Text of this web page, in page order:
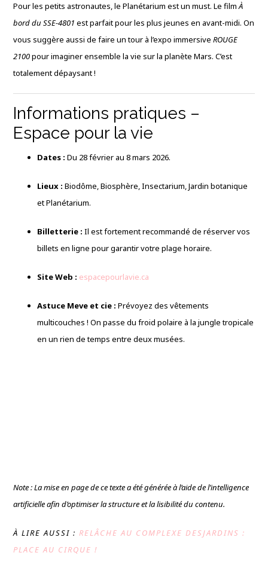
Pour les petits astronautes, le Planétarium est un must. Le filmÀ
bord du SSE-4801 est parfait pour les plus jeunes en avant-midi. On
vous suggère aussi de faire un tour à l’expo immersiveROUGE
2100pour imaginer ensemble la vie sur la planète Mars. C’est
totalement dépaysant !
Informations pratiques –
Espace pour la vie
Dates : Du 28 février au 8 mars 2026.
Lieux : Biodôme, Biosphère, Insectarium, Jardin botanique
et Planétarium.
Billetterie : Il est fortement recommandé de réserver vos
billets en ligne pour garantir votre plage horaire.
Site Web : espacepourlavie.ca
Astuce Meve et cie : Prévoyez des vêtements
multicouches ! On passe du froid polaire à la jungle tropicale
en un rien de temps entre deux musées.
Note : La mise en page de ce texte a été générée à l’aide de l’intelligence
artificielle afin d’optimiser la structure et la lisibilité du contenu.
À LIRE AUSSI :RELÂCHE AU COMPLEXE DESJARDINS :
PLACE AU CIRQUE !